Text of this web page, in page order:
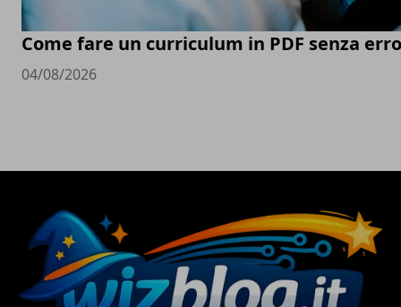
Come fare un curriculum in PDF senza
04/08/2026